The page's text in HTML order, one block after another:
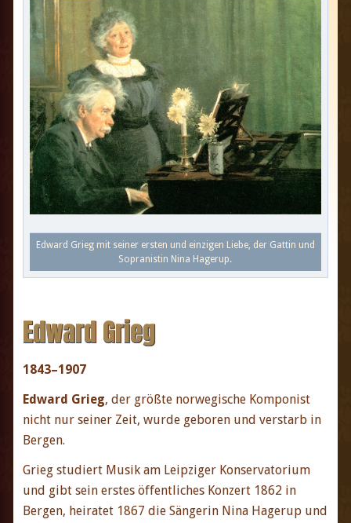
Edward Grieg mit seiner ersten und einzigen Liebe, der Gattin und
Sopranistin Nina Hagerup.
Edward Grieg
1843–1907
Edward Grieg, der größte norwegische Komponist
nicht nur seiner Zeit, wurde geboren und verstarb in
Bergen.
Grieg studiert Musik am Leipziger Konservatorium
und gibt sein erstes öffentliches Konzert 1862 in
Bergen, heiratet 1867 die Sängerin Nina Hagerup und